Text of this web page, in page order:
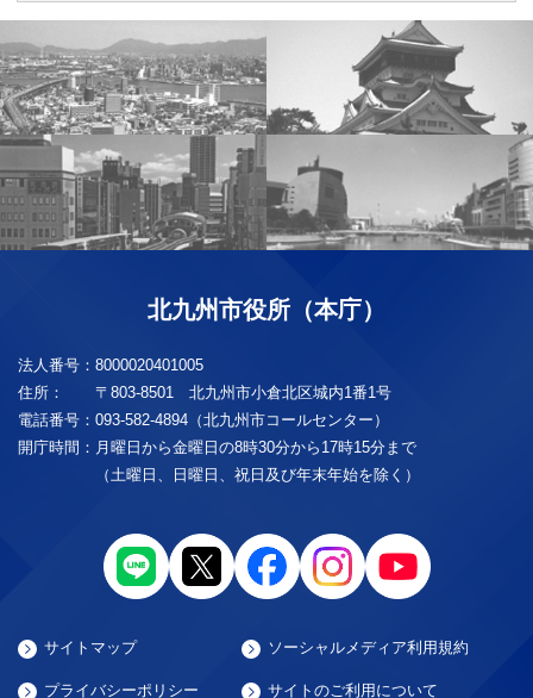
北九州市役所（本庁）
法人番号： 8000020401005
住所：
〒803-8501 北九州市小倉北区城内1番1号
電話番号： 093-582-4894（北九州市コールセンター）
開庁時間： 月曜日から金曜日の8時30分から17時15分まで
（土曜日、日曜日、祝日及び年末年始を除く）
サイトマップ ソーシャルメディア利用規約
プライバシーポリシー サイトのご利用について